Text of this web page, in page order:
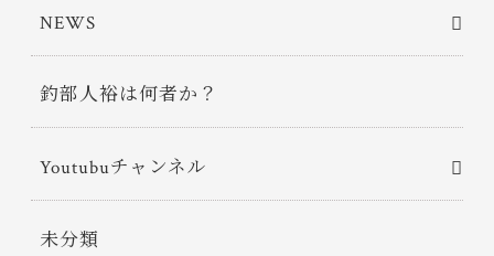
NEWS
釣部人裕は何者か？
Youtubuチャンネル
未分類